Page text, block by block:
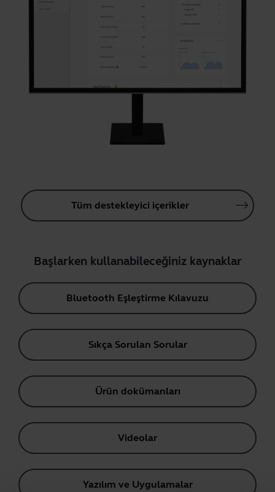
Tüm destekleyici içerikler
Başlarken kullanabileceğiniz kaynaklar
Bluetooth Eşleştirme Kılavuzu
Sıkça Sorulan Sorular
Ürün dokümanları
Videolar
Yazılım ve Uygulamalar